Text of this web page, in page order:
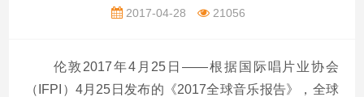
2017-04-28 21056
伦敦2017年4月25日——根据国际唱片业协会
（IFPI）4月25日发布的《2017全球音乐报告》，全球